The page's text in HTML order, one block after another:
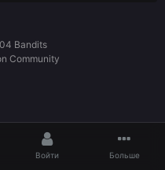
Bandits
Community
Войти Больше